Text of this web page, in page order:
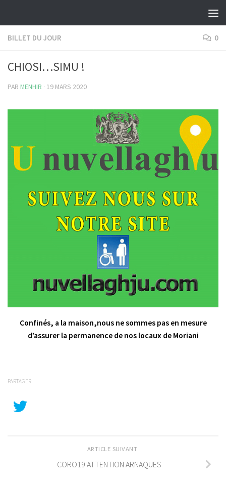
BILLET DU JOUR 0
CHIOSI…SIMU !
PAR MENHIR · 19 MARS 2020
Confinés, a la maison,nous ne sommes pas en mesure
d’assurer la permanence de nos locaux de Moriani
PARTAGER
ARTICLE SUIVANT
CORO19 ATTENTION ARNAQUES